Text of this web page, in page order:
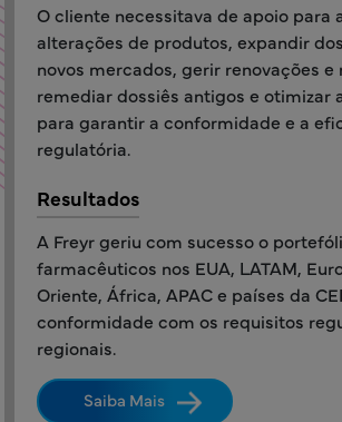
O cliente necessitava de apoio para
alterações de produtos, expandir
novos mercados, gerir renovações e
remediar dossiês antigos e otimizar
para garantir a conformidade e a
regulatória.
Resultados
A Freyr geriu com sucesso o
farmacêuticos nos EUA, LATAM,
Oriente, África, APAC e países da
conformidade com os requisitos
regionais.
Saiba Mais